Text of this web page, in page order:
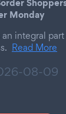
Monday
integral
Read More
08-09